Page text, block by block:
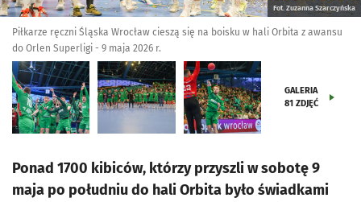
Fot. Zuzanna Szarczyńska
Piłkarze ręczni Śląska Wrocław cieszą się na boisku w hali Orbita z awansu
do Orlen Superligi - 9 maja 2026 r.
GALERIA
81 ZDJĘĆ
Ponad 1700 kibiców, którzy przyszli w sobotę 9
maja po południu do hali Orbita było świadkami